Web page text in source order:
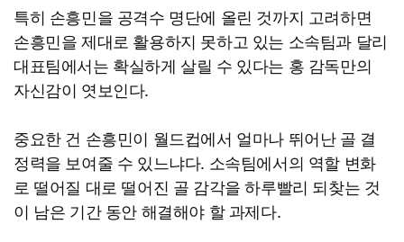
특히 손흥민을 공격수 명단에 올린 것까지 고려하면
손흥민을 제대로 활용하지 못하고 있는 소속팀과 달리
대표팀에서는 확실하게 살릴 수 있다는 홍 감독만의
자신감이 엿보인다.
중요한 건 손흥민이 월드컵에서 얼마나 뛰어난 골 결
정력을 보여줄 수 있느냐다. 소속팀에서의 역할 변화
로 떨어질 대로 떨어진 골 감각을 하루빨리 되찾는 것
이 남은 기간 동안 해결해야 할 과제다.